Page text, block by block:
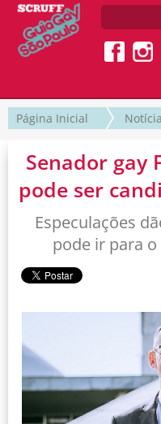
Página Inicial
Senador gay
pode ser
Especulações
pode ir para o